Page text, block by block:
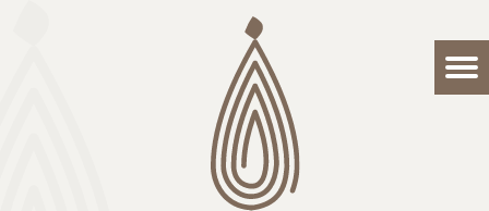
حساب کاربری من
تغییر گذر واژه